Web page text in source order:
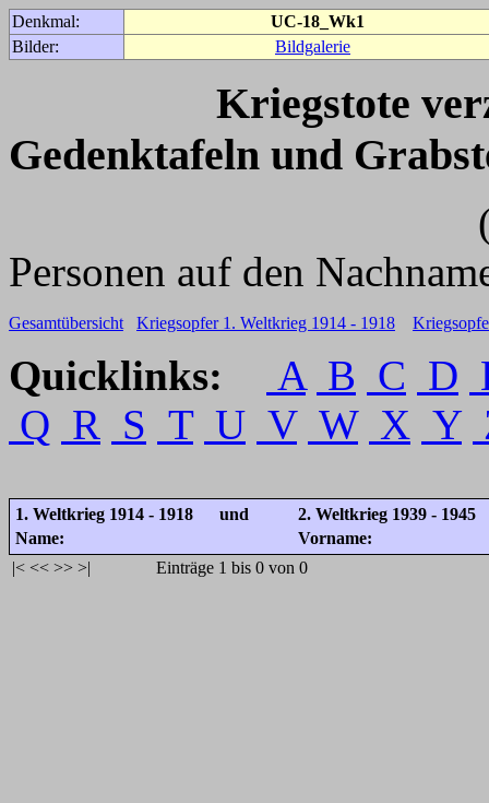
Denkmal:
UC-18_Wk1
Bilder:
Bildgalerie
Kriegstote
Gedenktafeln und
(Für weitere
Personen auf den
Gesamtübersicht Kriegsopfer 1. Weltkrieg 1914 - 1918
Quicklinks: A B C D
Q R S T U V W X Y
1. Weltkrieg 1914 - 1918 und
2. Weltkrieg 1939 - 1945
Name:
Vorname:
|< << >> >| Einträge 1 bis 0 von 0